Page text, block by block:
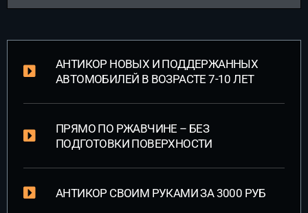
АНТИКОР НОВЫХ И ПОДДЕРЖАННЫХ
АВТОМОБИЛЕЙ В ВОЗРАСТЕ 7-10 ЛЕТ
ПРЯМО ПО РЖАВЧИНЕ – БЕЗ
ПОДГОТОВКИ ПОВЕРХНОСТИ
АНТИКОР СВОИМ РУКАМИ ЗА 3000 РУБ